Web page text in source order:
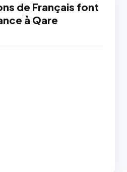
de Français font
à Qare